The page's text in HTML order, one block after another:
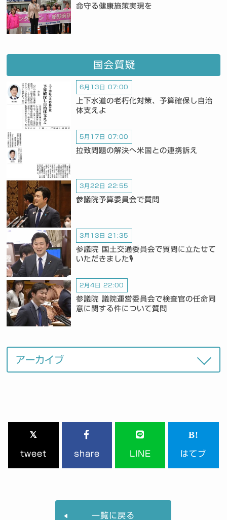
命守る健康施策実現を
国会質疑
6月13日 07:00
上下水道の老朽化対策、予算確保し自治
体支えよ
5月17日 07:00
拉致問題の解決へ米国との連携訴え
3月22日 22:55
参議院予算委員会で質問
3月13日 21:35
参議院 国土交通委員会で質問に立たせて
いただきました🎙️
2月4日 22:00
参議院 議院運営委員会で検査官の任命同
意に関する件について質問
tweet share LINE はてブ
一覧に戻る